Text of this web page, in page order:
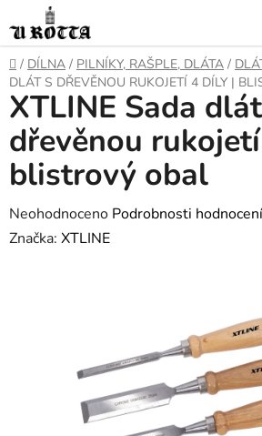
na
obsah
DOMŮ
/ DÍLNA / PILNÍKY, RAŠPLE, DLÁTA /
DLÁT S DŘEVĚNOU RUKOJETÍ 4 DÍLY |
XTLINE Sada
dřevěnou
blistrový obal
Průměrné
hodnocení
Neohodnoceno Podrobnosti hodnocení
Značka: XTLINE